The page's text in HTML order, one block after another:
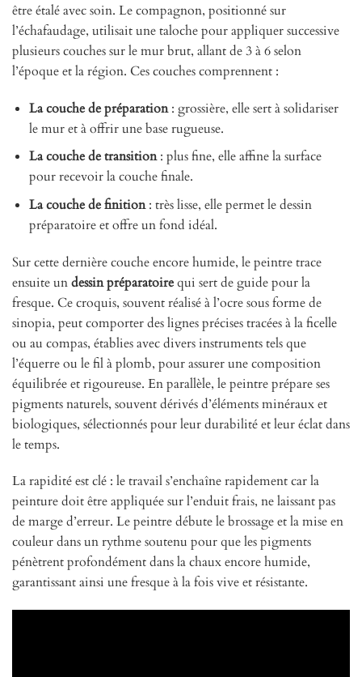
être étalé avec soin. Le compagnon, positionné sur
l’échafaudage, utilisait une taloche pour appliquer successive
plusieurs couches sur le mur brut, allant de 3 à 6 selon
l’époque et la région. Ces couches comprennent :
La couche de préparation: grossière, elle sert à solidariser
le mur et à offrir une base rugueuse.
La couche de transition: plus fine, elle affine la surface
pour recevoir la couche finale.
La couche de finition: très lisse, elle permet le dessin
préparatoire et offre un fond idéal.
Sur cette dernière couche encore humide, le peintre trace
ensuite undessin préparatoirequi sert de guide pour la
fresque. Ce croquis, souvent réalisé à l’ocre sous forme de
sinopia, peut comporter des lignes précises tracées à la ficelle
ou au compas, établies avec divers instruments tels que
l’équerre ou le fil à plomb, pour assurer une composition
équilibrée et rigoureuse. En parallèle, le peintre prépare ses
pigments naturels, souvent dérivés d’éléments minéraux et
biologiques, sélectionnés pour leur durabilité et leur éclat dans
le temps.
La rapidité est clé : le travail s’enchaîne rapidement car la
peinture doit être appliquée sur l’enduit frais, ne laissant pas
de marge d’erreur. Le peintre débute le brossage et la mise en
couleur dans un rythme soutenu pour que les pigments
pénètrent profondément dans la chaux encore humide,
garantissant ainsi une fresque à la fois vive et résistante.